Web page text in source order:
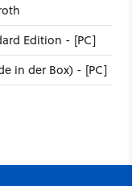
Edition - [PC]
in der Box) - [PC]